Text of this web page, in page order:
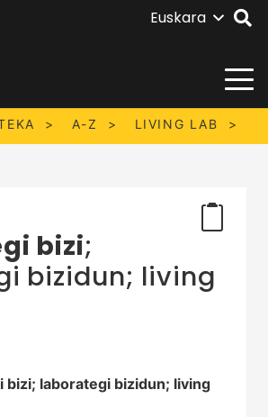
Euskara
A-Z LIVING LAB
bizi;
bizidun; living
bizi; laborategi bizidun; living